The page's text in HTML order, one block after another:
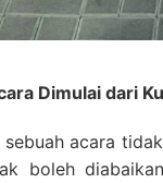
Dimulai dari
acara
boleh